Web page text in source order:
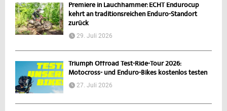
Premiere in Lauchhammer: ECHT Endurocup
kehrt an traditionsreichen Enduro-Standort
zurück
29. Juli 2026
Triumph Offroad Test-Ride-Tour 2026:
Motocross- und Enduro-Bikes kostenlos testen
27. Juli 2026